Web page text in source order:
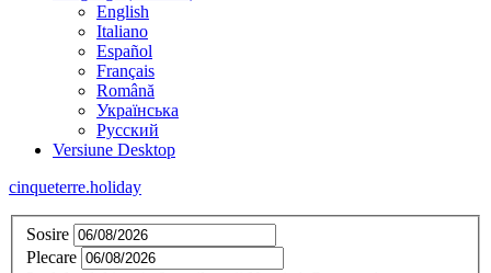
English
Italiano
Español
Français
Română
Українська
Русский
Versiune Desktop
cinqueterre.holiday
Sosire
Plecare